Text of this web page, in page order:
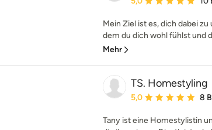
Mein Ziel ist es, dich dabei
dem du dich wohl fühlst und
Mehr
TS. Homestyling
Durchschnittliche
5,0 8
Tany ist eine Homestylistin